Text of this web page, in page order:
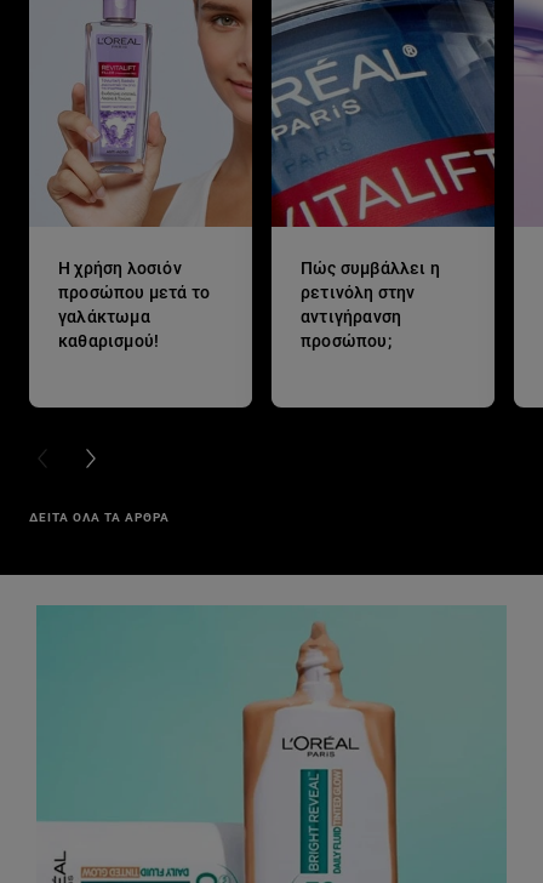
Η χρήση λοσιόν
προσώπου μετά το
γαλάκτωμα
καθαρισμού!
Πώς συμβάλλει η
ρετινόλη στην
αντιγήρανση
προσώπου;
PREVIOUS CARD
NEXT CARD
ΔΕΙΤΑ ΟΛΑ ΤΑ ΑΡΘΡΑ